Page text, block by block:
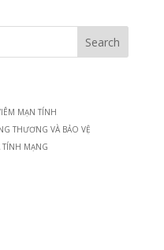
MẠN TÍNH
THƯƠNG VÀ BẢO VỆ
MẠNG